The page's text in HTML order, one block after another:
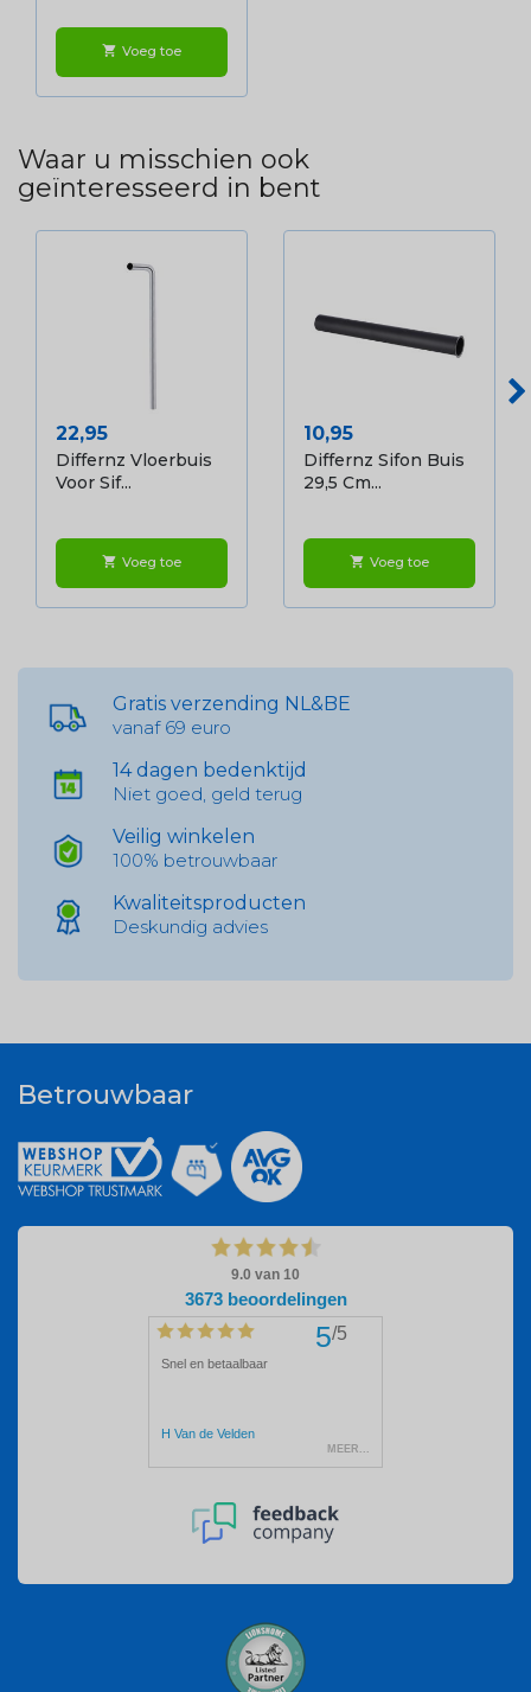
shopping_cart Voeg toe
Waar u misschien ook
geïnteresseerd in bent
Prijs
22,95
Differnz Vloerbuis
Voor Sif...
shopping_cart Voeg toe
Prijs
10,95
Differnz Sifon Buis
29,5 Cm...
shopping_cart Voeg toe
Gratis verzending NL&BE
vanaf 69 euro
14 dagen bedenktijd
Niet goed, geld terug
Veilig winkelen
100% betrouwbaar
Kwaliteitsproducten
Deskundig advies
Betrouwbaar